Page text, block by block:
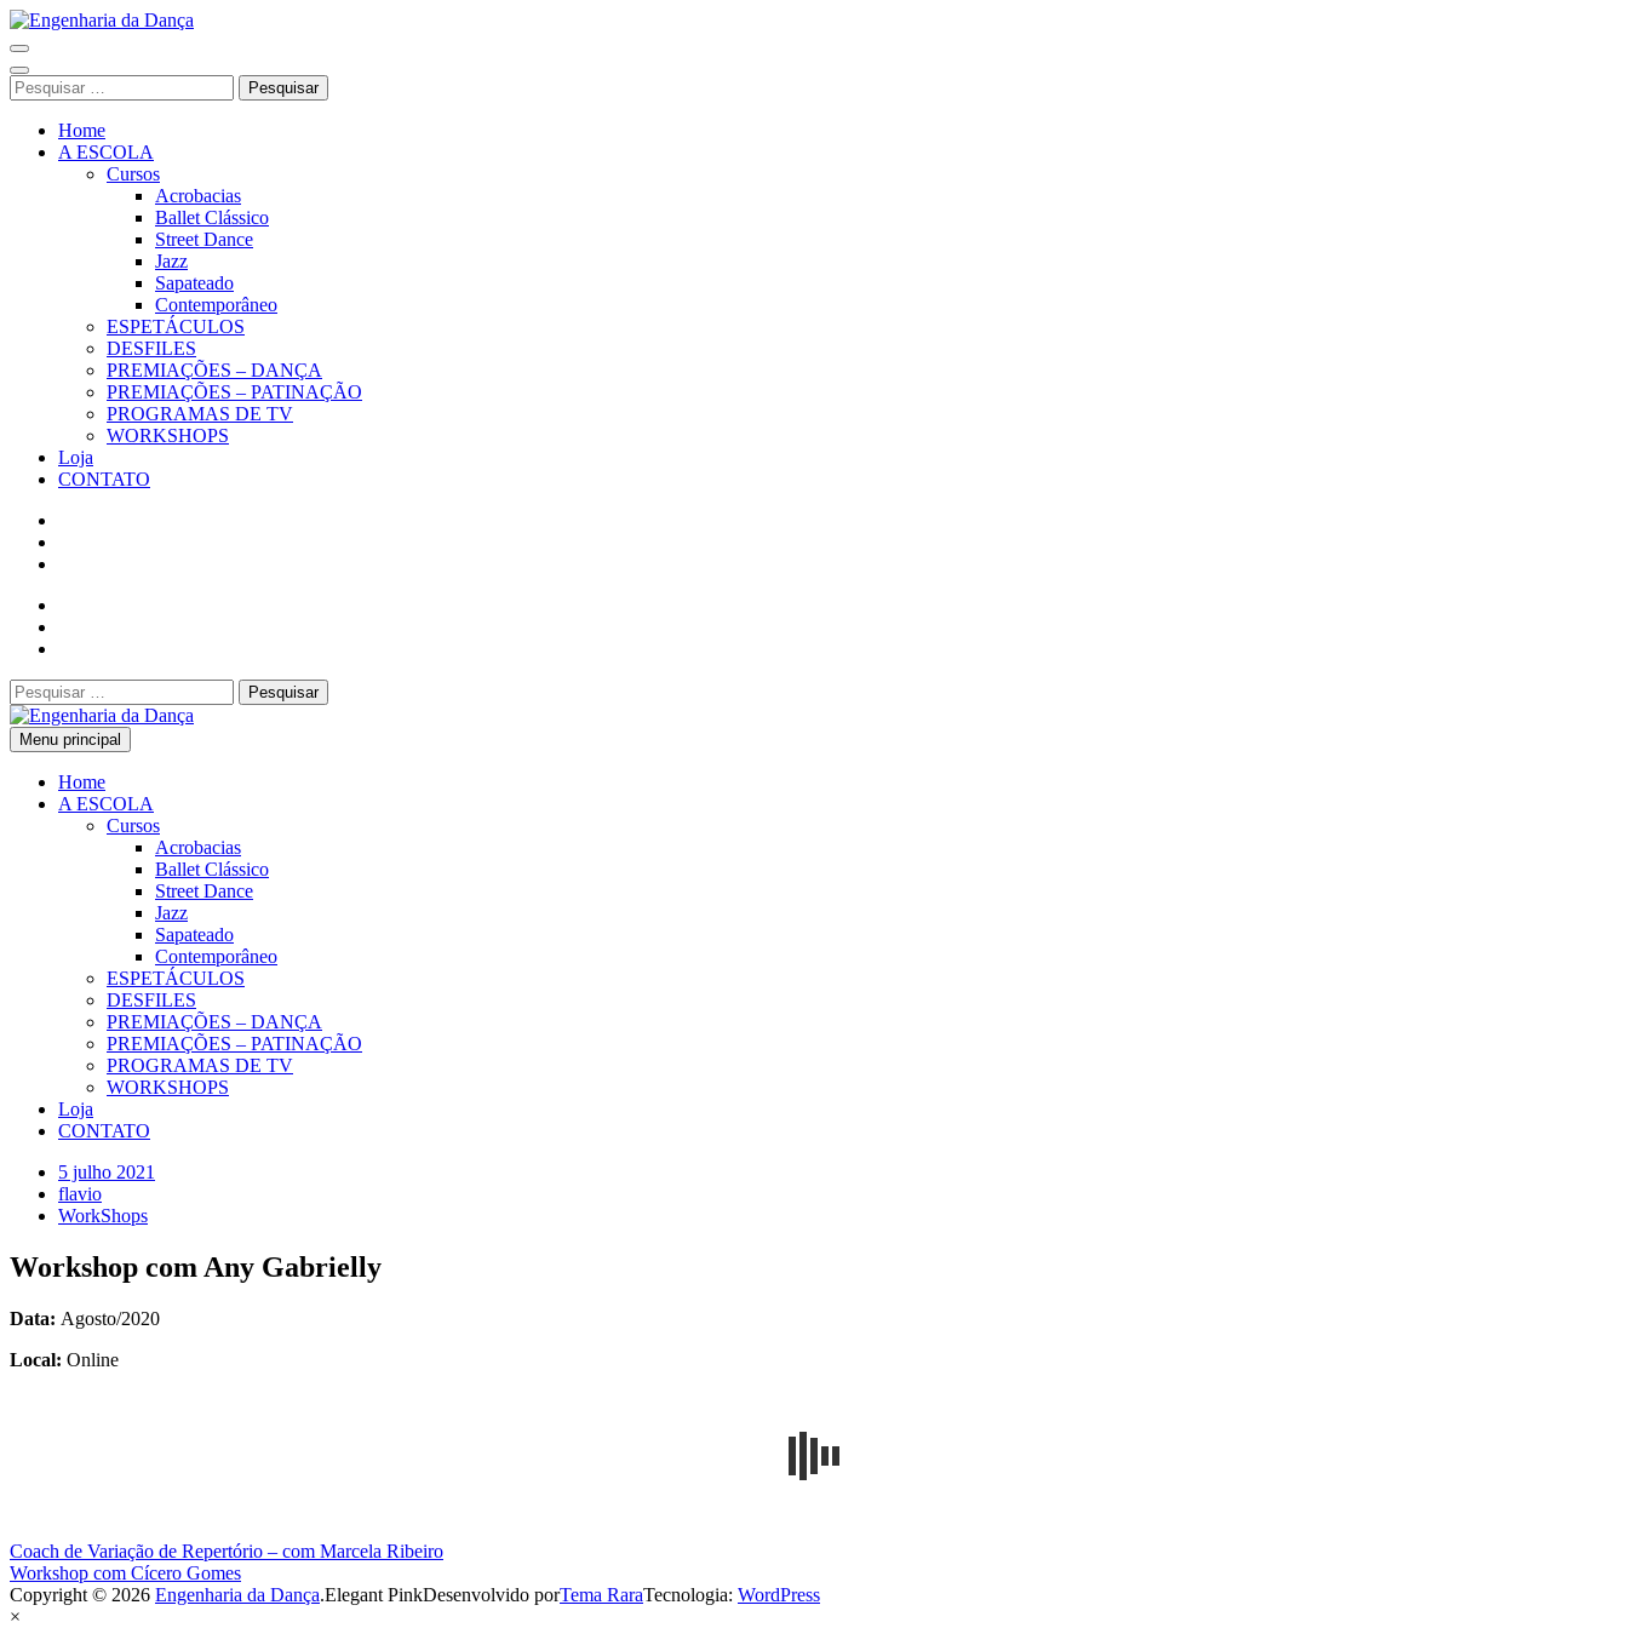
Pular
para
o
conteúdo
(Pressione
Enter)
Pesquisar
por:
Home
A ESCOLA
Cursos
Acrobacias
Ballet Clássico
Street Dance
Jazz
Sapateado
Contemporâneo
ESPETÁCULOS
DESFILES
PREMIAÇÕES – DANÇA
PREMIAÇÕES – PATINAÇÃO
PROGRAMAS DE TV
WORKSHOPS
Loja
CONTATO
Pesquisar
por:
Engenharia da Dança
Menu principal
Home
A ESCOLA
Cursos
Acrobacias
Ballet Clássico
Street Dance
Jazz
Sapateado
Contemporâneo
ESPETÁCULOS
DESFILES
PREMIAÇÕES – DANÇA
PREMIAÇÕES – PATINAÇÃO
PROGRAMAS DE TV
WORKSHOPS
Loja
CONTATO
5 julho 2021
flavio
WorkShops
Workshop com Any Gabrielly
Data: Agosto/2020
Local: Online
Navegação
de
Post
Coach de Variação de Repertório – com Marcela Ribeiro
Workshop com Cícero Gomes
Copyright © 2026 Engenharia da Dança.Elegant PinkDesenvolvido porTema RaraTecnologia: WordPress
×